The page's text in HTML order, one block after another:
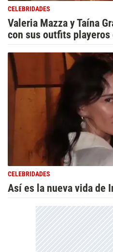
CELEBRIDADES
Valeria Mazza y Taína
con sus outfits
CELEBRIDADES
Así es la nueva vida de